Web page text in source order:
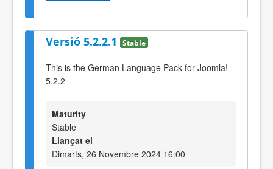
Versió 5.2.2.1 Stable
This is the German Language Pack for Joomla!
5.2.2
Maturity
Stable
Llançat el
Dimarts, 26 Novembre 2024 16:00